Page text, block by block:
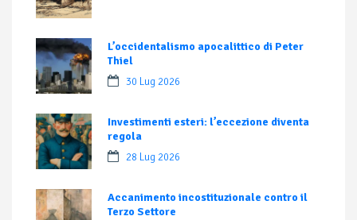
L’occidentalismo apocalittico di Peter
Thiel
30 Lug 2026
Investimenti esteri: l’eccezione diventa
regola
28 Lug 2026
Accanimento incostituzionale contro il
Terzo Settore